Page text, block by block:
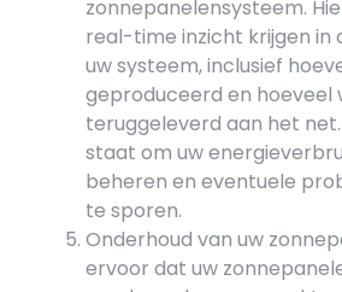
zonnepanelensysteem.
real-time inzicht krijgen in
uw systeem, inclusief
geproduceerd en hoeveel
teruggeleverd aan het
staat om uw
beheren en eventuele
te sporen.
Onderhoud van uw
ervoor dat uw